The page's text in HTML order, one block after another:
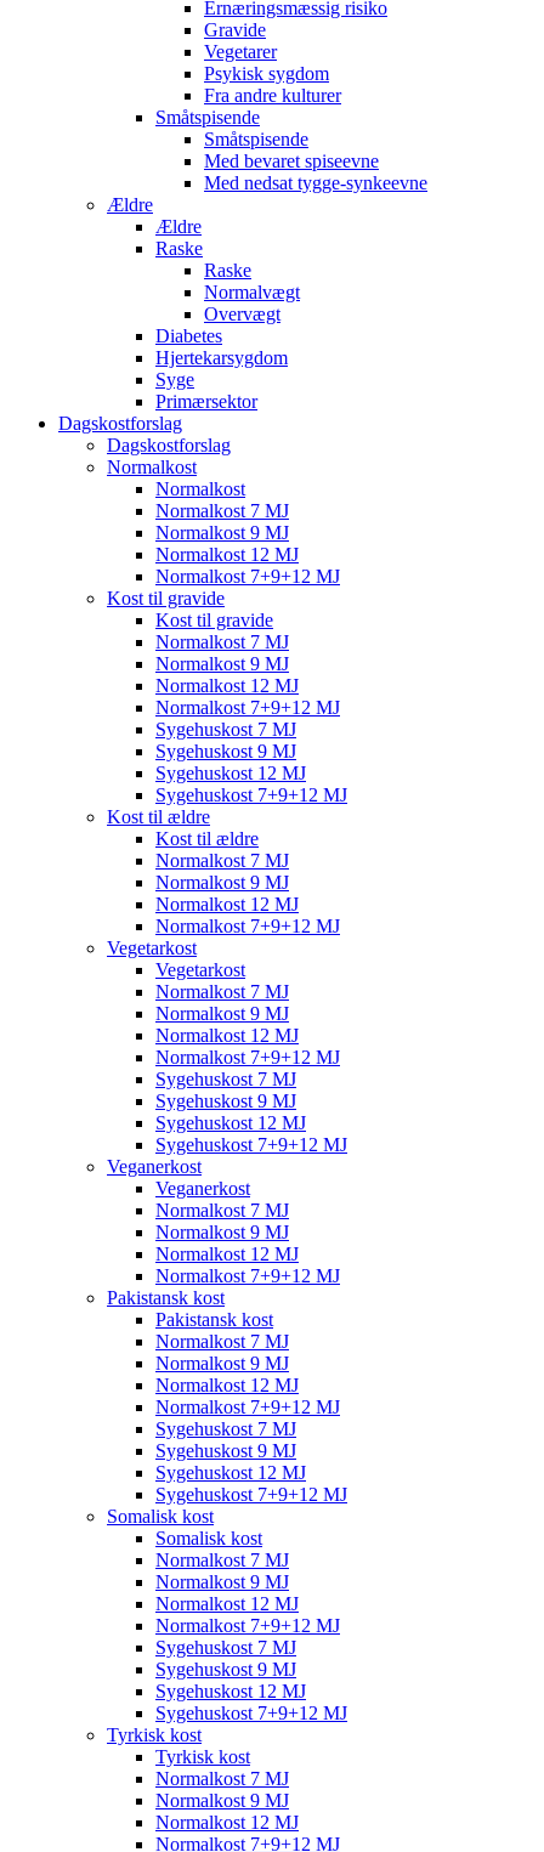
Ernæringsmæssig risiko
Gravide
Vegetarer
Psykisk sygdom
Fra andre kulturer
Småtspisende
Småtspisende
Med bevaret spiseevne
Med nedsat tygge-synkeevne
Ældre
Ældre
Raske
Raske
Normalvægt
Overvægt
Diabetes
Hjertekarsygdom
Syge
Primærsektor
Dagskostforslag
Dagskostforslag
Normalkost
Normalkost
Normalkost 7 MJ
Normalkost 9 MJ
Normalkost 12 MJ
Normalkost 7+9+12 MJ
Kost til gravide
Kost til gravide
Normalkost 7 MJ
Normalkost 9 MJ
Normalkost 12 MJ
Normalkost 7+9+12 MJ
Sygehuskost 7 MJ
Sygehuskost 9 MJ
Sygehuskost 12 MJ
Sygehuskost 7+9+12 MJ
Kost til ældre
Kost til ældre
Normalkost 7 MJ
Normalkost 9 MJ
Normalkost 12 MJ
Normalkost 7+9+12 MJ
Vegetarkost
Vegetarkost
Normalkost 7 MJ
Normalkost 9 MJ
Normalkost 12 MJ
Normalkost 7+9+12 MJ
Sygehuskost 7 MJ
Sygehuskost 9 MJ
Sygehuskost 12 MJ
Sygehuskost 7+9+12 MJ
Veganerkost
Veganerkost
Normalkost 7 MJ
Normalkost 9 MJ
Normalkost 12 MJ
Normalkost 7+9+12 MJ
Pakistansk kost
Pakistansk kost
Normalkost 7 MJ
Normalkost 9 MJ
Normalkost 12 MJ
Normalkost 7+9+12 MJ
Sygehuskost 7 MJ
Sygehuskost 9 MJ
Sygehuskost 12 MJ
Sygehuskost 7+9+12 MJ
Somalisk kost
Somalisk kost
Normalkost 7 MJ
Normalkost 9 MJ
Normalkost 12 MJ
Normalkost 7+9+12 MJ
Sygehuskost 7 MJ
Sygehuskost 9 MJ
Sygehuskost 12 MJ
Sygehuskost 7+9+12 MJ
Tyrkisk kost
Tyrkisk kost
Normalkost 7 MJ
Normalkost 9 MJ
Normalkost 12 MJ
Normalkost 7+9+12 MJ